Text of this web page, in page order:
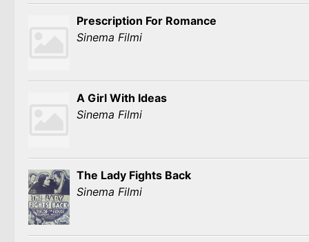
Prescription For Romance
Sinema Filmi
A Girl With Ideas
Sinema Filmi
The Lady Fights Back
Sinema Filmi